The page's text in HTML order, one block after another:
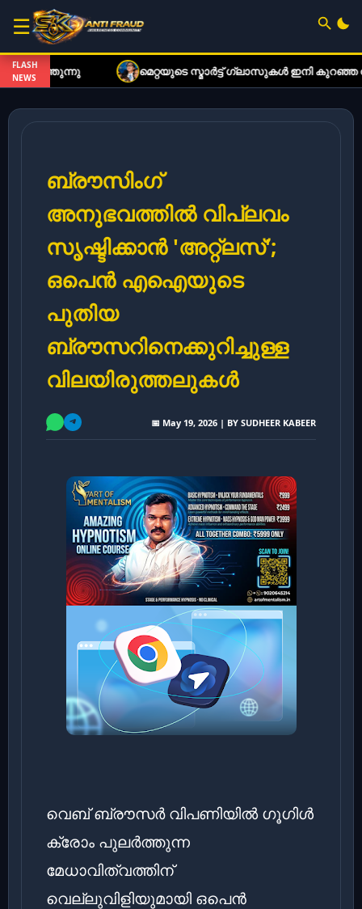
☰
FLASH
NEWS
മെറ്റയുടെ സ്മാർട്ട് ഗ്ലാസുകൾ ഇനി കുറഞ്ഞ നിരക്കിൽ;
ബ്രൗസിംഗ്
അനുഭവത്തിൽ വിപ്ലവം
സൃഷ്ടിക്കാൻ 'അറ്റ്‌ലസ്';
ഒപെൻ എഐയുടെ
പുതിയ
ബ്രൗസറിനെക്കുറിച്ചുള്ള
വിലയിരുത്തലുകൾ
📅 May 19, 2026 | BY SUDHEER KABEER
വെബ് ബ്രൗസർ വിപണിയിൽ ഗൂഗിൾ
ക്രോം പുലർത്തുന്ന
മേധാവിത്വത്തിന്
വെല്ലുവിളിയുമായി ഒപെൻ